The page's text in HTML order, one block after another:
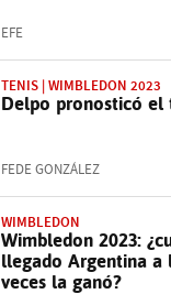
EFE
TENIS | WIMBLEDON 2023
Delpo pronosticó el
FEDE GONZÁLEZ
WIMBLEDON
Wimbledon 2023:
llegado Argentina a
veces la ganó?